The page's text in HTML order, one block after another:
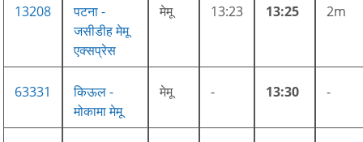
13208
पटना -
जसीडीह मेमू
एक्सप्रेस
मेमू 13:23 13:25 2m
63331
किऊल -
मोकामा मेमू
मेमू - 13:30 -